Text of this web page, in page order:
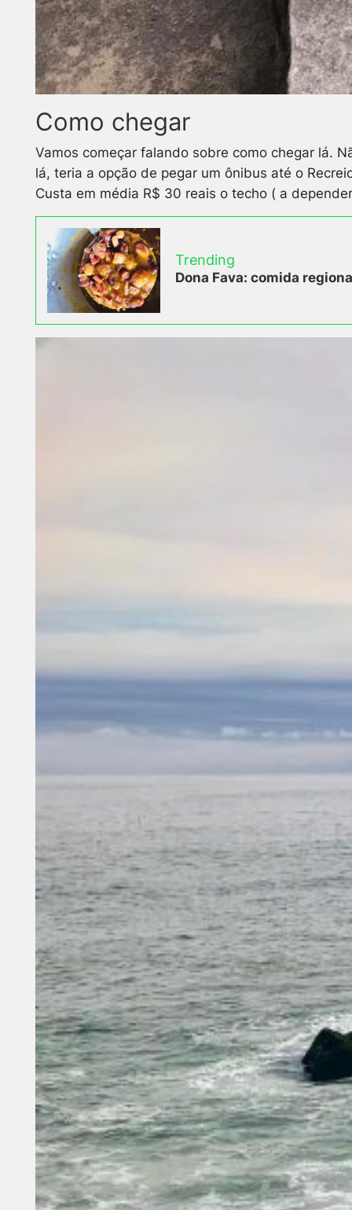
Como chegar
Vamos começar falando sobre como chegar lá.
lá, teria a opção de pegar um ônibus até o
Custa em média R$ 30 reais o techo ( a
Trending
Dona Fava: comida